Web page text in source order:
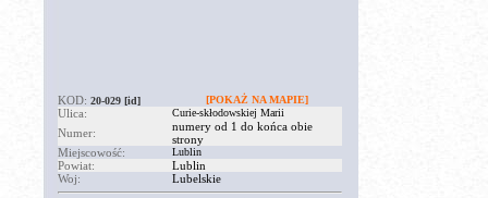
KOD: 20-029 [id] [POKAŻ NA MAPIE]
Ulica: Curie-skłodowskiej Marii
Numer:
numery od 1 do końca obie
strony
Miejscowość:
Lublin
Powiat:
Lublin
Woj:
Lubelskie